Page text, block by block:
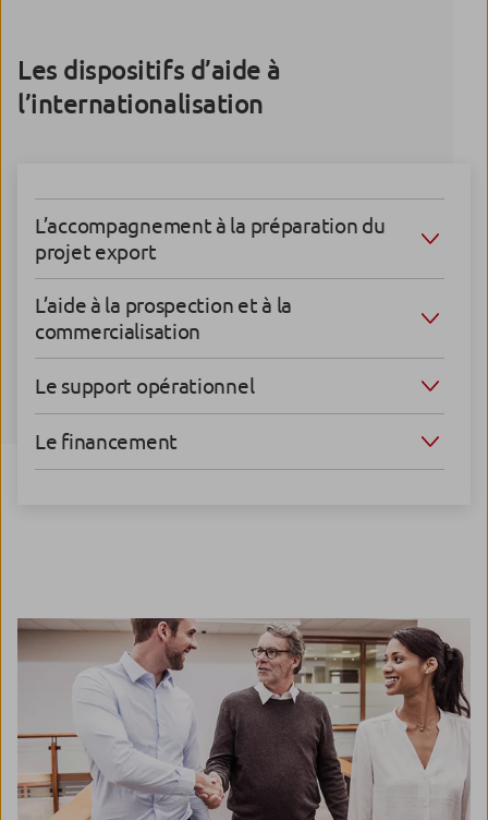
Les dispositifs d’aide à
l’internationalisation
L’accompagnement à la préparation du
projet export
L’aide à la prospection et à la
commercialisation
Le support opérationnel
Le financement